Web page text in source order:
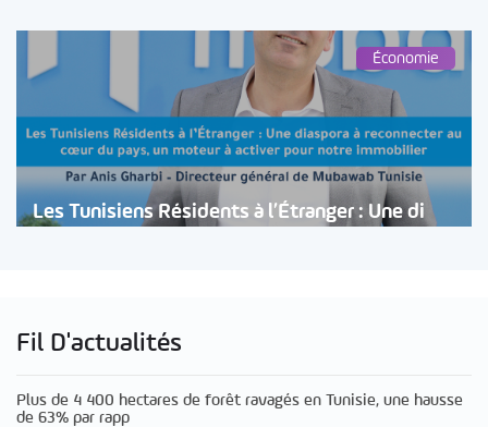
Économie
Les Tunisiens Résidents à l’Étranger : Une di
Fil D'actualités
Plus de 4 400 hectares de forêt ravagés en Tunisie, une hausse
de 63% par rapp